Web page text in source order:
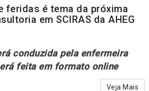
feridas é tema da próxima
em SCIRAS da AHEG
conduzida pela enfermeira
feita em formato online
Veja Mais